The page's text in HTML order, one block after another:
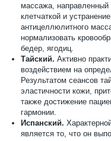
массажа, направленный
клетчаткой и
антицеллюлитного
нормализовать
бедер, ягодиц.
Тайский. Активно
воздействием на
Результатом сеансов
эластичности кожи,
также достижение
гармонии.
Испанский.
является то, что он